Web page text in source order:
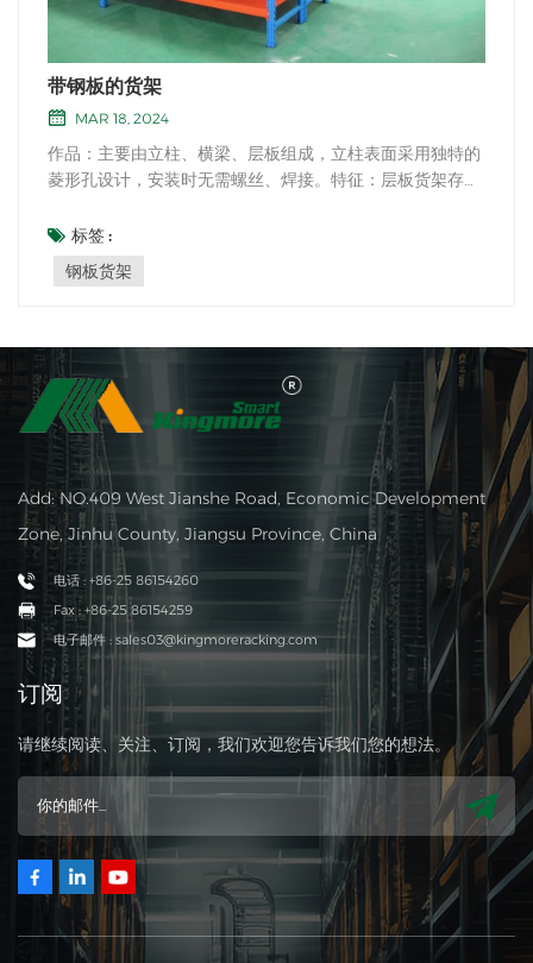
带钢板的货架
MAR 18, 2024
作品：主要由立柱、横梁、层板组成，立柱表面采用独特的
菱形孔设计，安装时无需螺丝、焊接。特征：层板货架存取
计算机管理和控制，基本能满足现代物流系统的要求。应
用：层板货架广泛应用于制造业、第三方物流及配送中心，
不仅适用于多品种小批量的物品，也适用于少品...
标签 :
钢板货架
Add: NO.409 West Jianshe Road, Economic Development
Zone, Jinhu County, Jiangsu Province, China
电话 : +86-25 86154260
Fax : +86-25 86154259
电子邮件 : sales03@kingmoreracking.com
订阅
请继续阅读、关注、订阅，我们欢迎您告诉我们您的想法。